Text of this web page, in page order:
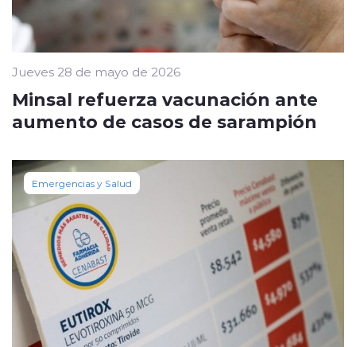
Jueves 28 de mayo de 2026
Minsal refuerza vacunación ante
aumento de casos de sarampión
Emergencias y Salud